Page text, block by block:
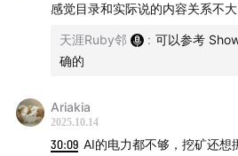
和 2023 的参会体验，欢迎收听。
Currency）、传统金融、
USAT、稳定币、代币化（
感觉目录和实际说的内容关系不大
天涯Ruby邻 : 可以参考
确的
Ariakia
2025.10.14
30:09 AI的电力都不够，挖矿还想